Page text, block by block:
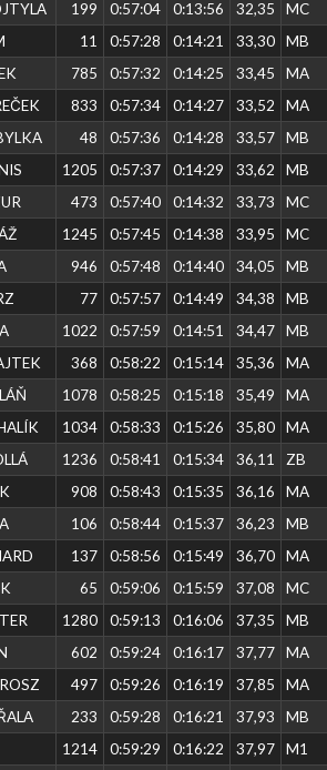
199 0:57:04 0:13:56 32,35
MC
11 0:57:28 0:14:21 33,30
MB
785 0:57:32 0:14:25 33,45
MA
833 0:57:34 0:14:27 33,52
MA
48 0:57:36 0:14:28 33,57
MB
1205 0:57:37 0:14:29 33,62
MB
473 0:57:40 0:14:32 33,73
MC
1245 0:57:45 0:14:38 33,95
MC
946 0:57:48 0:14:40 34,05
MB
77 0:57:57 0:14:49 34,38
MB
1022 0:57:59 0:14:51 34,47
MB
368 0:58:22 0:15:14 35,36
MA
1078 0:58:25 0:15:18 35,49
MA
1034 0:58:33 0:15:26 35,80
MA
1236 0:58:41 0:15:34 36,11
ZB
908 0:58:43 0:15:35 36,16
MA
106 0:58:44 0:15:37 36,23
MB
137 0:58:56 0:15:49 36,70
MA
65 0:59:06 0:15:59 37,08
MC
1280 0:59:13 0:16:06 37,35
MB
602 0:59:24 0:16:17 37,77
MA
497 0:59:26 0:16:19 37,85
MA
233 0:59:28 0:16:21 37,93
MB
1214 0:59:29 0:16:22 37,97 M1